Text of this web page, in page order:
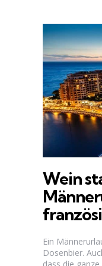
Wein
Ein
Dosenbier.